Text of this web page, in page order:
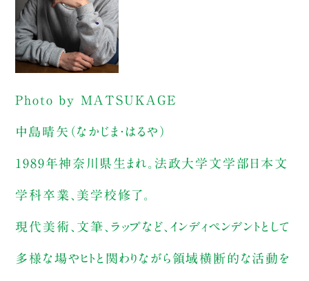
Photo by MATSUKAGE
中島晴矢（なかじま・はるや）
1989年神奈川県生まれ。法政大学文学部日本文
学科卒業、美学校修了。
現代美術、文筆、ラップなど、インディペンデントとして
多様な場やヒトと関わりながら領域横断的な活動を